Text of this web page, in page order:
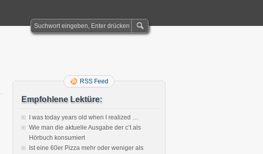
RSS Feed
Empfohlene Lektüre:
I was today years old when I realized …
Wie man die aktuelle Ausgabe der c’t als
Hörbuch konsumiert
Ist eine 60er Pizza mehr oder weniger als